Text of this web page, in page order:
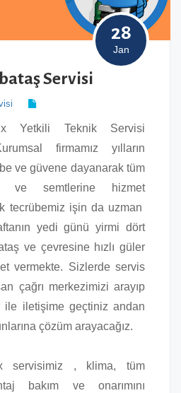
28
Jan
Servisi
Yetkili Teknik Servisi
firmamız yılların
ve güvene dayanarak tüm
ve semtlerine hizmet
tecrübemiz işin da uzman
yedi günü yirmi dört
ve çevresine hızlı güler
vermekte. Sizlerde servis
çağrı merkezimizi arayıp
ile iletişime geçtiniz andan
çözüm arayacağız.
servisimiz , klima, tüm
bakım ve onarımını